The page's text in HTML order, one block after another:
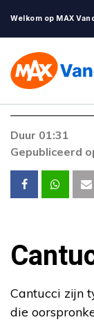
Welkom op MAX
De
Duur 01:31
Gepubliceerd
Cantucci zijn
die